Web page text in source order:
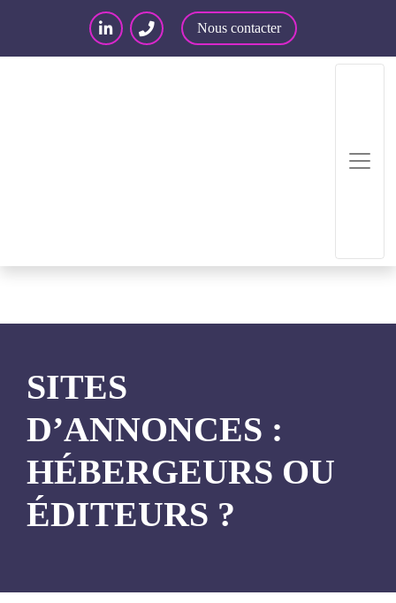
Nous contacter
SITES
D’ANNONCES :
HÉBERGEURS OU
ÉDITEURS ?